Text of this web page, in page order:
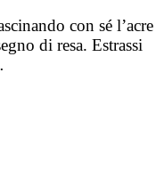
con sé l’acre
di resa. Estrassi